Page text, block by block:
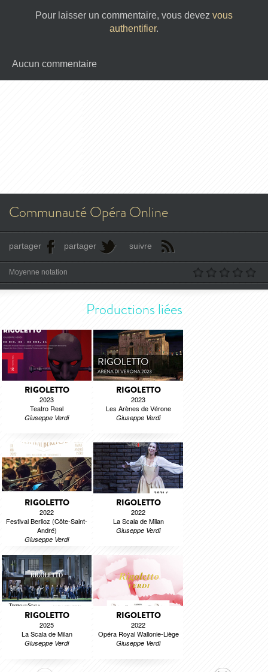
Pour laisser un commentaire, vous devez vous
authentifier.
Aucun commentaire
Communauté Opéra Online
partager partager suivre
Moyenne notation
Productions liées
RIGOLETTO
2023
Teatro Real
Giuseppe Verdi
RIGOLETTO
2023
Les Arènes de Vérone
Giuseppe Verdi
RIGOLETTO
2022
Festival Berlioz (Côte-Saint-
André)
Giuseppe Verdi
RIGOLETTO
2022
La Scala de Milan
Giuseppe Verdi
RIGOLETTO
2025
La Scala de Milan
Giuseppe Verdi
RIGOLETTO
2022
Opéra Royal Wallonie-Liège
Giuseppe Verdi